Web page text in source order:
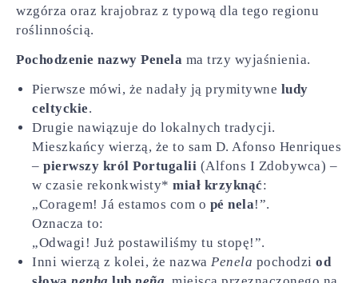
wzgórza oraz krajobraz z typową dla tego regionu
roślinnością.
Pochodzenie nazwy Penela ma trzy wyjaśnienia.
Pierwsze mówi, że nadały ją prymitywne ludy
celtyckie.
Drugie nawiązuje do lokalnych tradycji.
Mieszkańcy wierzą, że to sam D. Afonso Henriques
– pierwszy król Portugalii (Alfons I Zdobywca) –
w czasie rekonkwisty* miał krzyknąć:
„Coragem! Já estamos com o pé nela!”.
Oznacza to:
„Odwagi! Już postawiliśmy tu stopę!”.
Inni wierzą z kolei, że nazwa Penela pochodzi od